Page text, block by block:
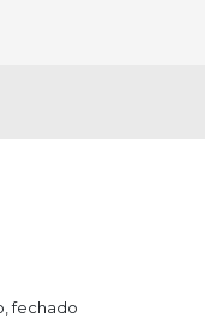
fechado